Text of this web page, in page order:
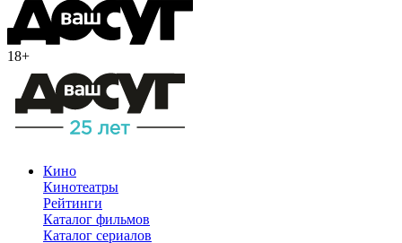
18+
Кино
Кинотеатры
Рейтинги
Каталог фильмов
Каталог сериалов